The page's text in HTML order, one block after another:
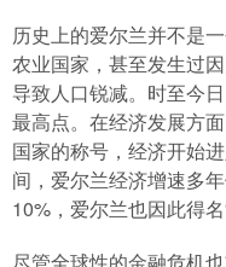
历史上的爱尔兰并不是
农业国家，甚至发生过
导致人口锐减。时至今
最高点。在经济发展方
国家的称号，经济开始
间，爱尔兰经济增速多
10%，爱尔兰也因此得名